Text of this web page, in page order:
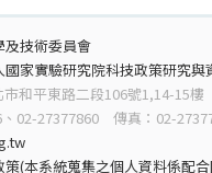
及技術委員會
國家實驗研究院科技政策研究與
和平東路二段106號1,14-15樓
、02-27377860 傳真：02-
(本系統蒐集之個人資料係配